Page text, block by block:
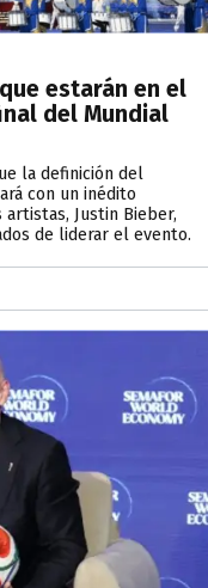
estarán en el
del Mundial
la definición del
con un inédito
Justin Bieber,
de liderar el evento.